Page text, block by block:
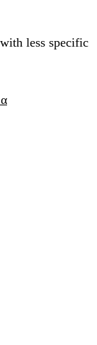
less specific